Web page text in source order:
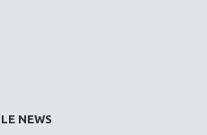
LE NEWS